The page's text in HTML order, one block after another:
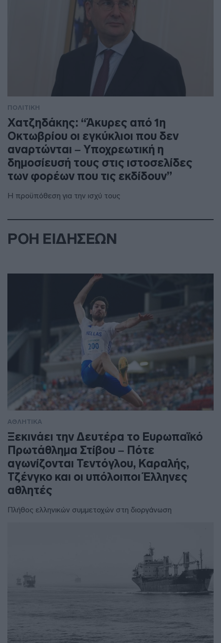
ΠΟΛΙΤΙΚΗ
Χατζηδάκης: “Άκυρες από 1η
Οκτωβρίου οι εγκύκλιοι που δεν
αναρτώνται – Υποχρεωτική η
δημοσίευσή τους στις ιστοσελίδες
των φορέων που τις εκδίδουν”
Η προϋπόθεση για την ισχύ τους
ΡΟΗ ΕΙΔΗΣΕΩΝ
ΑΘΛΗΤΙΚΑ
Ξεκινάει την Δευτέρα το Ευρωπαϊκό
Πρωτάθλημα Στίβου – Πότε
αγωνίζονται Τεντόγλου, Καραλής,
Τζένγκο και οι υπόλοιποι Έλληνες
αθλητές
Πλήθος ελληνικών συμμετοχών στη διοργάνωση